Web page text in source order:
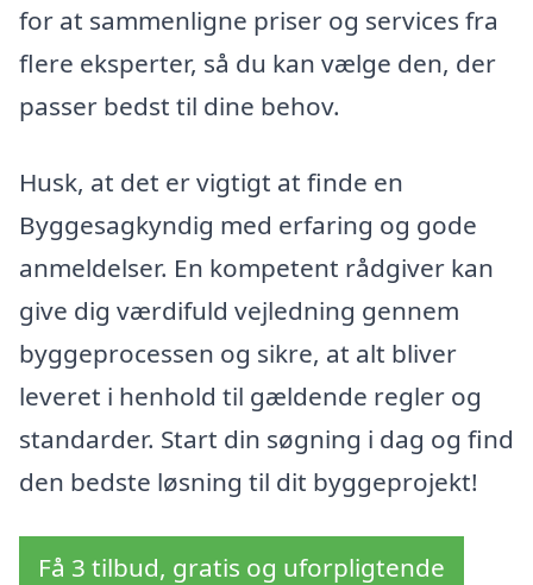
for at sammenligne priser og services fra
flere eksperter, så du kan vælge den, der
passer bedst til dine behov.
Husk, at det er vigtigt at finde en
Byggesagkyndig med erfaring og gode
anmeldelser. En kompetent rådgiver kan
give dig værdifuld vejledning gennem
byggeprocessen og sikre, at alt bliver
leveret i henhold til gældende regler og
standarder. Start din søgning i dag og find
den bedste løsning til dit byggeprojekt!
Få 3 tilbud, gratis og uforpligtende